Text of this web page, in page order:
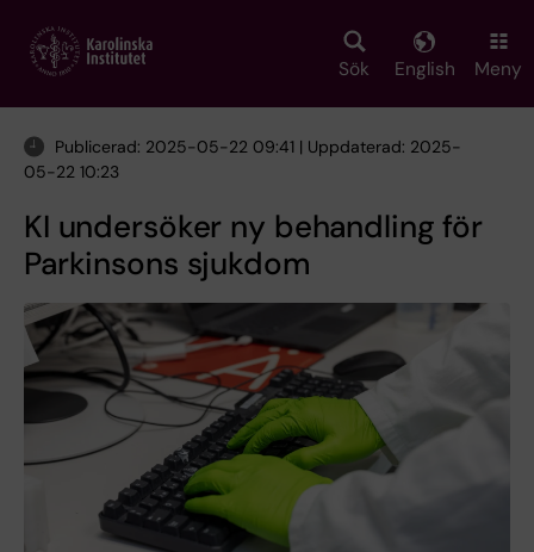
main
Sök English Meny
Publicerad: 2025-05-22 09:41 | Uppdaterad: 2025-
05-22 10:23
KI undersöker ny behandling för
Parkinsons sjukdom